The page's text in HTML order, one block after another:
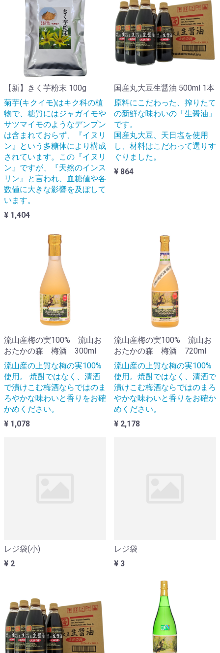
【新】きく芋粉末 100g
菊芋(キクイモ)はキク科の植
物で、糖質にはジャガイモや
サツマイモのようなデンプン
は含まれておらず、『イヌリ
ン』という多糖体により構成
されています。この『イヌリ
ン』ですが、『天然のインス
リン』と言われ、血糖値や各
数値に大きな影響を及ぼして
います。
¥ 1,404
国産丸大豆生醤油 500ml 1本
原料にこだわった、搾りたて
の新鮮な味わいの「生醤油」
です。
国産丸大豆、天日塩を使用
し、材料はこだわって選りす
ぐりました。
¥ 864
流山産梅の実100% 流山お
おたかの森 梅酒 300ml
流山産の上質な梅の実100%
使用。 焼酎ではなく、清酒
で漬けこむ梅酒ならではのま
ろやかな味わいと香りをお確
かめください。
¥ 1,078
流山産梅の実100% 流山お
おたかの森 梅酒 720ml
流山産の上質な梅の実100%
使用。焼酎ではなく、清酒で
漬けこむ梅酒ならではのまろ
やかな味わいと香りをお確か
めください。
¥ 2,178
レジ袋(小)
¥ 2
レジ袋
¥ 3